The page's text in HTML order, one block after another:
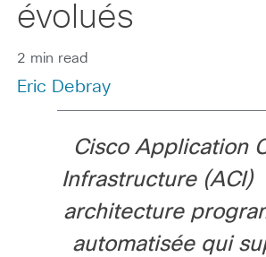
évolués
2 min read
Eric Debray
Cisco Application
Infrastructure (ACI)
architecture
automatisée qui